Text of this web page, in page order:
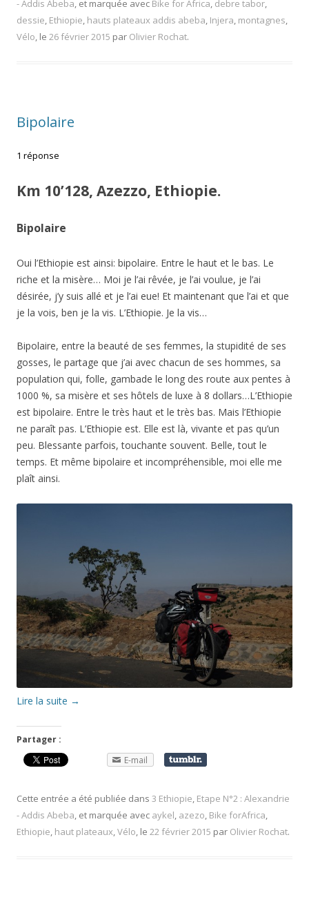
- Addis Abeba, et marquée avec Bike for Africa, debre tabor,
dessie, Ethiopie, hauts plateaux addis abeba, Injera, montagnes,
Vélo, le 26 février 2015 par Olivier Rochat.
Bipolaire
1 réponse
Km 10’128, Azezzo, Ethiopie.
Bipolaire
Oui l’Ethiopie est ainsi: bipolaire. Entre le haut et le bas. Le
riche et la misère… Moi je l’ai rêvée, je l’ai voulue, je l’ai
désirée, j’y suis allé et je l’ai eue! Et maintenant que l’ai et que
je la vois, ben je la vis. L’Ethiopie. Je la vis…
Bipolaire, entre la beauté de ses femmes, la stupidité de ses
gosses, le partage que j’ai avec chacun de ses hommes, sa
population qui, folle, gambade le long des route aux pentes à
1000 %, sa misère et ses hôtels de luxe à 8 dollars…L’Ethiopie
est bipolaire. Entre le très haut et le très bas. Mais l’Ethiopie
ne paraît pas. L’Ethiopie est. Elle est là, vivante et pas qu’un
peu. Blessante parfois, touchante souvent. Belle, tout le
temps. Et même bipolaire et incompréhensible, moi elle me
plaît ainsi.
Lire la suite →
Partager :
E-mail
Cette entrée a été publiée dans 3 Ethiopie, Etape N°2 : Alexandrie
- Addis Abeba, et marquée avec aykel, azezo, Bike forAfrica,
Ethiopie, haut plateaux,Vélo, le 22 février 2015 par Olivier Rochat.